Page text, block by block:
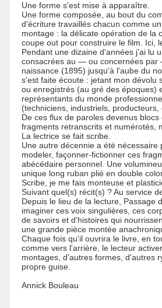
Une forme s'est mise à apparaître.
Une forme composée, au bout du
d'écriture travaillés chacun comme
montage : la délicate opération de la
coupe out pour construire le film. Ici,
Pendant une dizaine d'années j'ai lu
consacrées au — ou concernées
naissance (1895) jusqu'à l'aube du
s'est faite écoute : jetant mon dévolu
ou enregistrés (au gré des époques)
représentants du monde
(techniciens, industriels,
De ces flux de paroles devenus
fragments retranscrits et numérotés,
La lectrice se fait scribe.
Une autre décennie a été
modeler, façonner-fictionner ces
abécédaire personnel. Une
unique long ruban plié en double
Scribe, je me fais monteuse et
Suivant quel(s) récit(s) ? Au service
Depuis le lieu de la lecture, Passage
imaginer ces voix singulières, ces
de savoirs et d'histoires qui
une grande pièce montée
Chaque fois qu'il ouvrira le livre, en
comme vers l'arrière, le lecteur
montages, d'autres formes, d'autres
propre guise.
Annick Bouleau